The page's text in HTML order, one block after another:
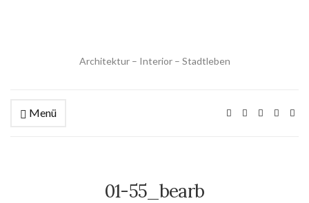
Architektur – Interior – Stadtleben
Menü
01-55_bearb